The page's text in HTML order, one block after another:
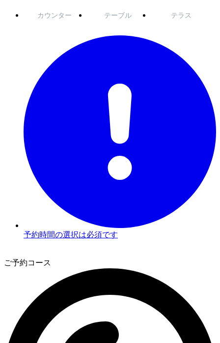
カウンター テーブル テラス
予約時間の選択は必須です
ご予約コース